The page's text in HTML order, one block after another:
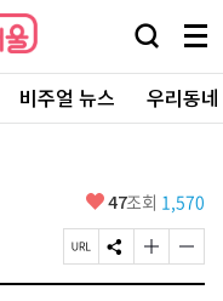
검
창
열
기
메
뉴
전
체
보
비주얼 뉴스 우리동
좋
요
47조회 1,570
페
이
S
N
글
자
글
자